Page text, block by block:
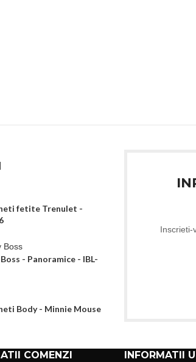
fetite Trenulet -
- Panoramice - IBL-
Body - Minnie Mouse
Inscrieti-
COMENZI INFORMATII